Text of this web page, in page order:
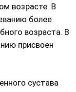
возрасте. В
более
возраста. В
присвоен
сустава